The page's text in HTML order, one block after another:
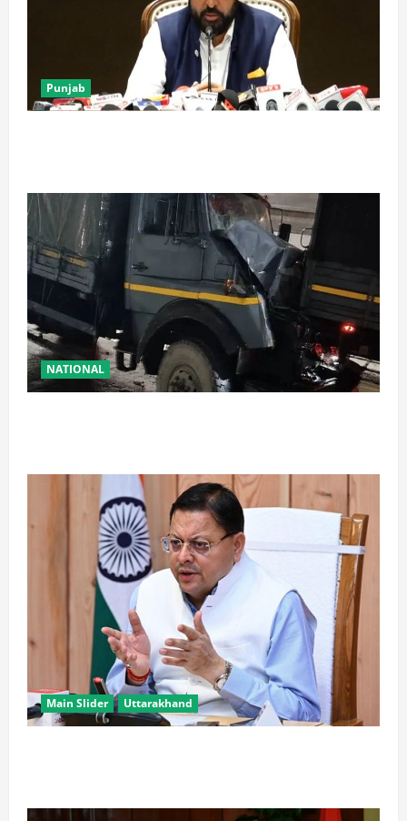
Punjab
NATIONAL
Main Slider Uttarakhand